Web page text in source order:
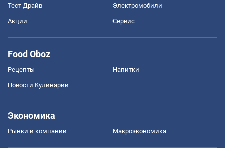
Тест Драйв Электромобили
Акции Сервис
Food Oboz
Рецепты Напитки
Новости Кулинарии
Экономика
Рынки и компании Mакроэкономика